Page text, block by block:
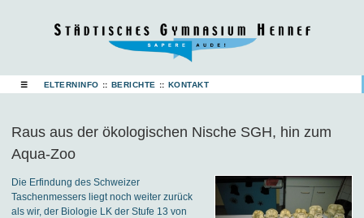
☰ ELTERNINFO :: BERICHTE :: KONTAKT
Raus aus der ökologischen Nische SGH, hin zum
Aqua-Zoo
Die Erfindung des Schweizer
Taschenmessers liegt noch weiter zurück
als wir, der Biologie LK der Stufe 13 von